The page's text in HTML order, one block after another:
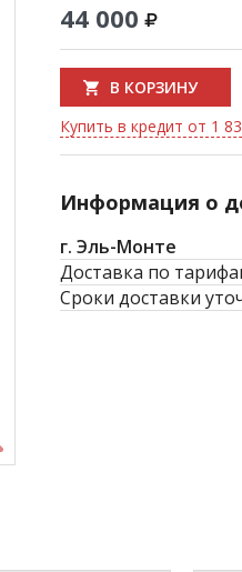
44 000
В КОРЗИНУ
Купить в кредит от 1
Информация о
г. Эль-Монте
Доставка по
Сроки доставки